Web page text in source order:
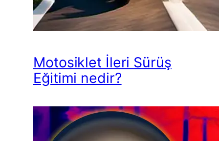
Motosiklet İleri Sürüş
Eğitimi nedir?